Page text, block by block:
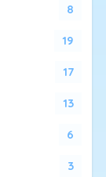
8
19
17
13
6
3